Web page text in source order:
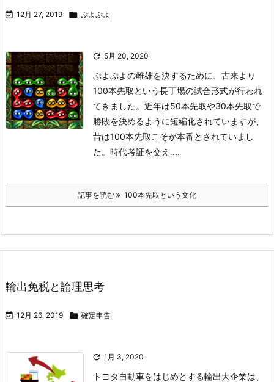
 12月 27, 2019  ぷよぷよ
 5月 20, 2020
ぷよぷよの雌雄を決するために、古来より
100本先取という長丁場の試合形式が行われ
てきました。近年は50本先取や30本先取で
勝敗を決めるように短縮化されていますが、
昔は100本先取こそが本番とされていまし
た。 時代考証を交え ...
記事を読む 100本先取という文化
輸出免税と論理思考
 12月 26, 2019  確定申告
 1月 3, 2020
トヨタ自動車をはじめとする輸出大企業は、